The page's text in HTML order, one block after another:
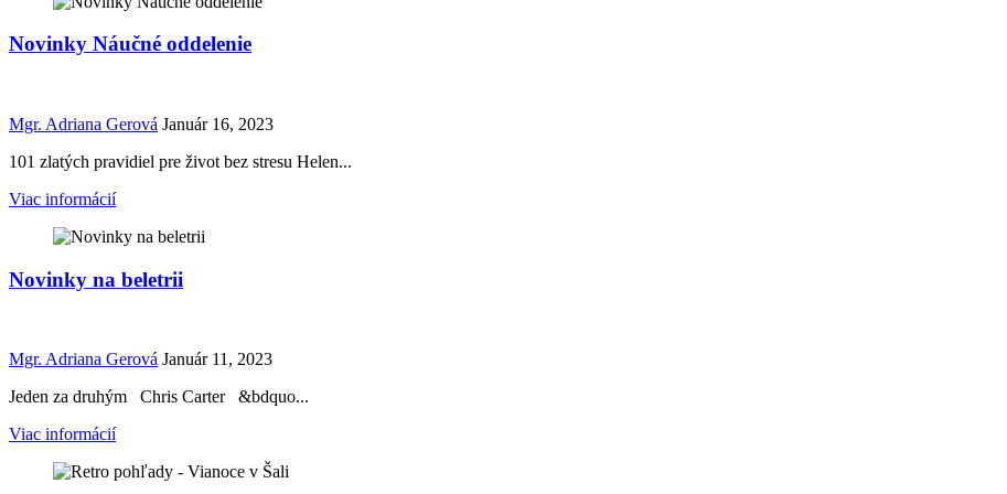
Novinky Náučné oddelenie
Mgr. Adriana Gerová Január 16, 2023
101 zlatých pravidiel pre život bez stresu Helen...
Viac informácií
Novinky na beletrii
Mgr. Adriana Gerová Január 11, 2023
Jeden za druhým Chris Carter &bdquo...
Viac informácií